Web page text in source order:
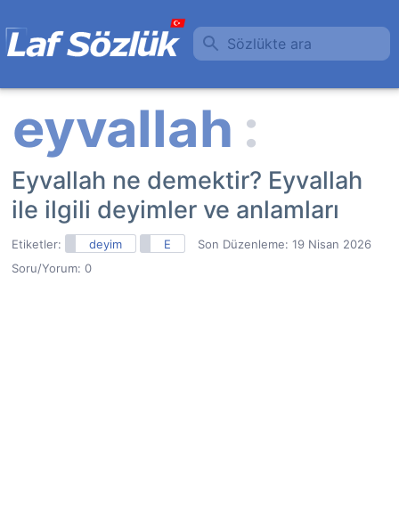
Sözlükte ara
Eyvallah ne demektir? Eyvallah
ile ilgili deyimler ve anlamları
Etiketler: deyim E Son Düzenleme: 19 Nisan 2026
Soru/Yorum: 0